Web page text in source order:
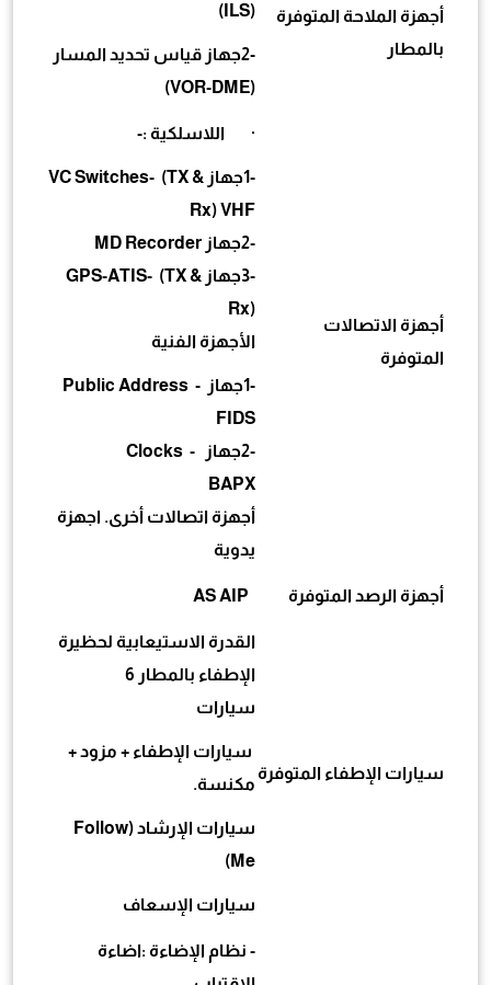
أجهزة الملاحة المتوفرة
بالمطار
(ILS)
-2جهاز قياس تحديد المسار
(VOR-DME)
أجهزة الاتصالات
المتوفرة
· اللاسلكية :-
-1جهاز VC Switches- (TX &
Rx) VHF
-2جهاز MD Recorder
-3جهاز GPS-ATIS- (TX &
Rx)
الأجهزة الفنية
-1جهاز Public Address -
FIDS
-2جهاز Clocks -
BAPX
أجهزة اتصالات أخرى. اجهزة
يدوية
أجهزة الرصد المتوفرة
سيارات الإطفاء المتوفرة
القدرة الاستيعابية لحظيرة
سيارات
سيارات الإطفاء + مزود +
مكنسة.
سيارات الإرشاد (Follow
Me)
سيارات الإسعاف
- نظام الإضاءة :اضاءة